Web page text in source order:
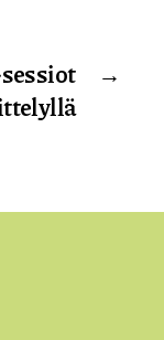
→